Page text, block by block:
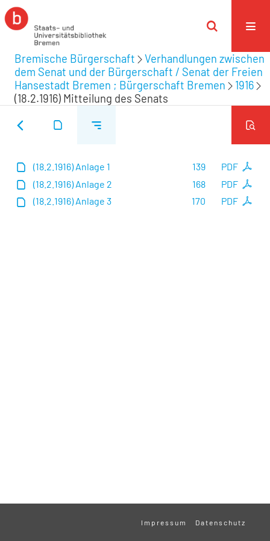
Bremische Bürgerschaft
Verhandlungen zwischen
dem Senat und der Bürgerschaft / Senat der Freien
Hansestadt Bremen ; Bürgerschaft Bremen
1916
(18.2.1916) Mitteilung des Senats
PDF
139
(18.2.1916) Anlage 1
PDF
168
(18.2.1916) Anlage 2
PDF
170
(18.2.1916) Anlage 3
Impressum Datenschutz